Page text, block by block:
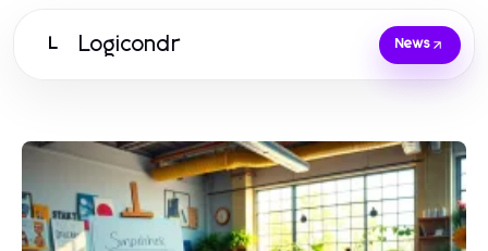
L Logicondr News